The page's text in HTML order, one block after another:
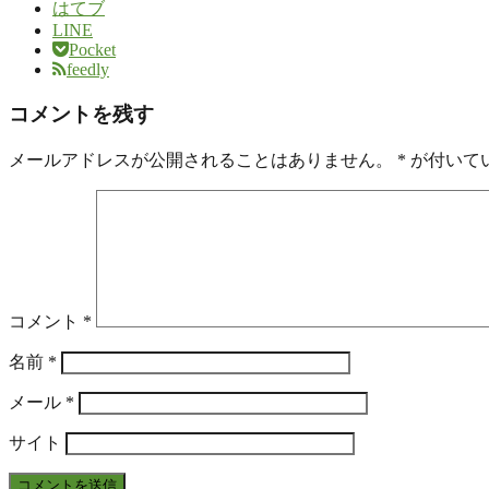
はてブ
LINE
Pocket
feedly
コメントを残す
メールアドレスが公開されることはありません。 * が付いて
コメント *
名前 *
メール *
サイト